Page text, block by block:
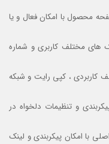
محصول با امکان فعال و یا
های مختلف کاربری و شماره
کاربردی ، کپی رایت و شبکه
و تنظیمات دلخواه در
با امکان پیکربندی و لینک